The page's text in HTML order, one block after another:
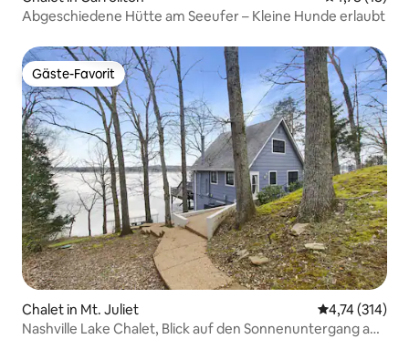
Abgeschiedene Hütte am Seeufer – Kleine Hunde erlaubt
Gäste-Favorit
Gäste-Favorit
Chalet in Mt. Juliet
4,74 (314)
Nashville Lake Chalet, Blick auf den Sonnenuntergang am